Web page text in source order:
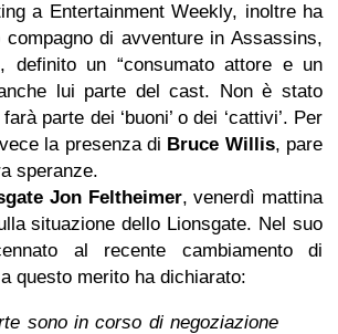
a Entertainment Weekly, inoltre ha
di avventure in Assassins,
definito un “consumato attore e un
lui parte del cast. Non è stato
parte dei ‘buoni’ o dei ‘cattivi’. Per
la presenza di Bruce Willis, pare
speranze.
Jon Feltheimer, venerdì mattina
situazione dello Lionsgate. Nel suo
al recente cambiamento di
questo merito ha dichiarato:
sono in corso di negoziazione